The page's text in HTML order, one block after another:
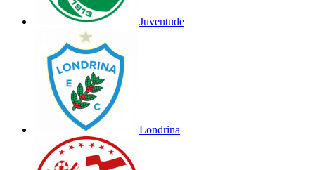
Juventude
Londrina